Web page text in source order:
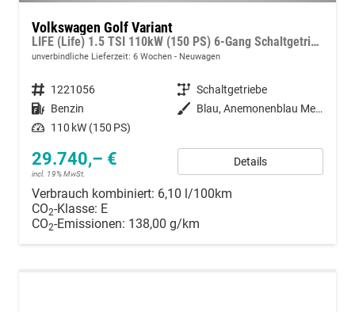
Volkswagen Golf Variant
LIFE (Life) 1.5 TSI 110kW (150 PS) 6-Gang Schaltgetriebe
unverbindliche Lieferzeit: 6 Wochen Neuwagen
Fahrzeugnummer 1221056 Getriebe Schaltgetriebe
Kraftstoff Benzin Außenfarbe
Blau, Anemonenblau Metallic (5R)
Leistung 110 kW (150 PS)
29.740,– €
incl. 19% MwSt.
Details
Verbrauch kombiniert: 6,10 l/100km
CO2-Klasse: E
CO2-Emissionen: 138,00 g/km